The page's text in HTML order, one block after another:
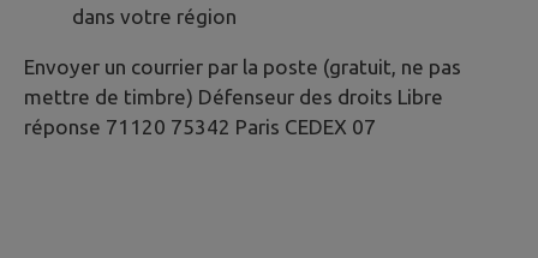
dans votre région
Envoyer un courrier par la poste (gratuit, ne pas
mettre de timbre) Défenseur des droits Libre
réponse 71120 75342 Paris CEDEX 07